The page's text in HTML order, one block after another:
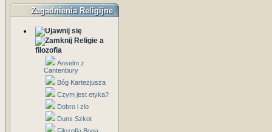
Zagadnienia Religijne
Religie a
filozofia
Anselm z
Cantenbury
Bóg Kartezjusza
Czym jest etyka?
Dobro i zlo
Duns Szkot